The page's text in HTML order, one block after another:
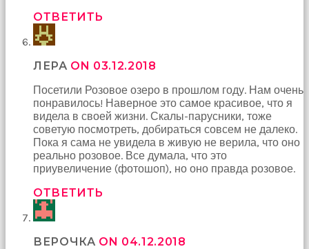
ОТВЕТИТЬ
ЛЕРА ON 03.12.2018
Посетили Розовое озеро в прошлом году. Нам очень
понравилось! Наверное это самое красивое, что я
видела в своей жизни. Скалы-парусники, тоже
советую посмотреть, добираться совсем не далеко.
Пока я сама не увидела в живую не верила, что оно
реально розовое. Все думала, что это
приувеличение (фотошоп), но оно правда розовое.
ОТВЕТИТЬ
ВЕРОЧКА ON 04.12.2018